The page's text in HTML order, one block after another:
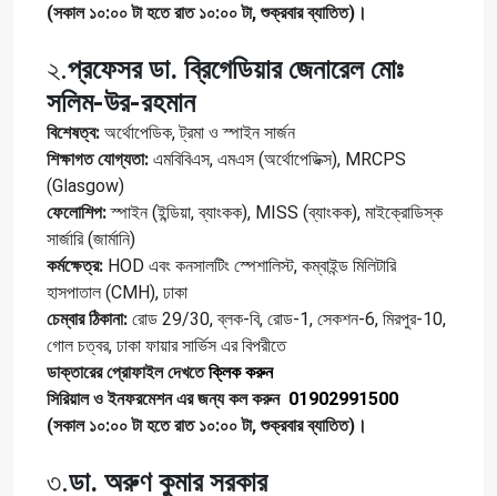
(সকাল ১০:০০ টা হতে রাত ১০:০০ টা, শুক্রবার ব্যাতিত)।
২.প্রফেসর ডা. ব্রিগেডিয়ার জেনারেল মোঃ
সলিম-উর-রহমান
বিশেষত্ব: অর্থোপেডিক, ট্রমা ও স্পাইন সার্জন
শিক্ষাগত যোগ্যতা: এমবিবিএস, এমএস (অর্থোপেডিক্স), MRCPS
(Glasgow)
ফেলোশিপ:স্পাইন (ইন্ডিয়া, ব্যাংকক), MISS (ব্যাংকক), মাইক্রোডিস্ক
সার্জারি (জার্মানি)
কর্মক্ষেত্র: HOD এবং কনসালটিং স্পেশালিস্ট, কম্বাইন্ড মিলিটারি
হাসপাতাল (CMH), ঢাকা
চেম্বার ঠিকানা: রোড 29/30, ব্লক-বি, রোড-1, সেকশন-6, মিরপুর-10,
গোল চত্বর, ঢাকা ফায়ার সার্ভিস এর বিপরীতে
ডাক্তারের প্রোফাইল দেখতেক্লিক করুন
সিরিয়াল ও ইনফরমেশন এর জন্য কল করুন 01902991500
(সকাল ১০:০০ টা হতে রাত ১০:০০ টা, শুক্রবার ব্যাতিত)।
৩.ডা. অরুণ কুমার সরকার